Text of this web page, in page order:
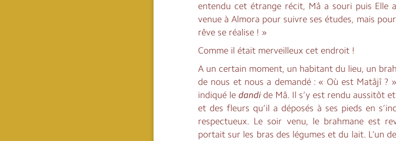
entendu cet étrange récit, Mâ a souri puis Elle
venue à Almora pour suivre ses études, mais
rêve se réalise ! »
Comme il était merveilleux cet endroit !
A un certain moment, un habitant du lieu, un
de nous et nous a demandé : « Où est Matâjî ?
indiqué le dandide Mâ. Il s’y est rendu aussitôt
et des fleurs qu’il a déposés à ses pieds en
respectueux. Le soir venu, le brahmane est
portait sur les bras des légumes et du lait. L’un